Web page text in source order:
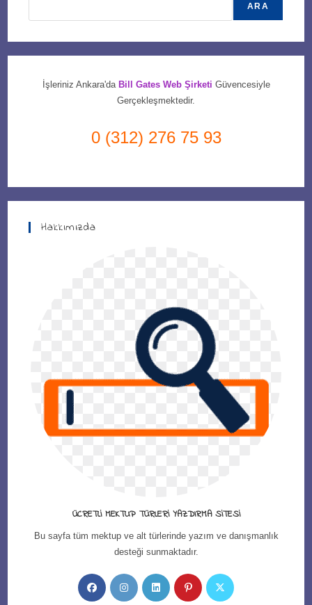
ARA
İşleriniz Ankara'da Bill Gates Web Şirketi Güvencesiyle
Gerçekleşmektedir.
0 (312) 276 75 93
Hakkımızda
ÜCRETLI MEKTUP TÜRLERI YAZDIRMA SITESI
Bu sayfa tüm mektup ve alt türlerinde yazım ve danışmanlık
desteği sunmaktadır.
Opens
in
Opens
in
Opens
in
Opens
in
Opens